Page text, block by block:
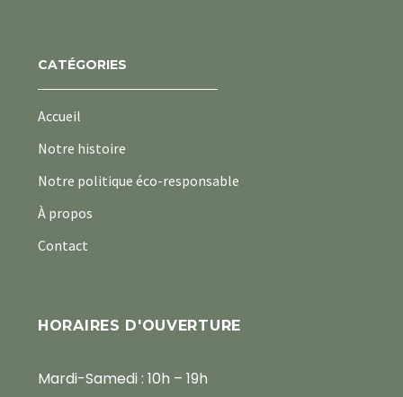
CATÉGORIES
Accueil
Notre histoire
Notre politique éco-responsable
À propos
Contact
HORAIRES D'OUVERTURE
Mardi-Samedi : 10h – 19h